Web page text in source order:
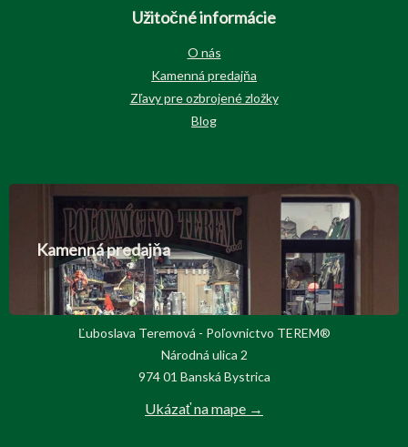
Užitočné informácie
O nás
Kamenná predajňa
Zľavy pre ozbrojené zložky
Blog
Kamenná predajňa
Ľuboslava Teremová - Poľovnictvo TEREM®
Národná ulica 2
974 01 Banská Bystrica
Ukázať na mape →